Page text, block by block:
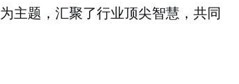
为主题，汇聚了行业顶尖智慧，共同